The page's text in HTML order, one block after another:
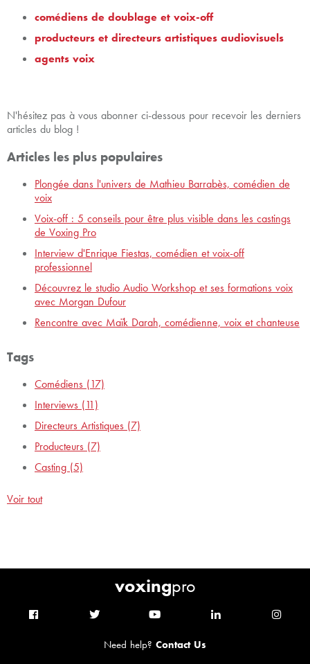
comédiens de doublage et voix-off
producteurs et directeurs artistiques audiovisuels
agents voix
N'hésitez pas à vous abonner ci-dessous pour recevoir les derniers
articles du blog !
Articles les plus populaires
Plongée dans l'univers de Mathieu Barrabès, comédien de
voix
Voix-off : 5 conseils pour être plus visible dans les castings
de Voxing Pro
Interview d'Enrique Fiestas, comédien et voix-off
professionnel
Découvrez le studio Audio Workshop et ses formations voix
avec Morgan Dufour
Rencontre avec Maïk Darah, comédienne, voix et chanteuse
Tags
Comédiens (17)
Interviews (11)
Directeurs Artistiques (7)
Producteurs (7)
Casting (5)
Voir tout
voxingpro
Need help? Contact Us